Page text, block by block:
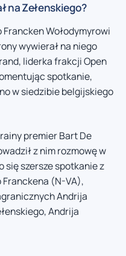
na Zełenskiego?
Francken Wołodymyrowi
wywierał na niego
liderka frakcji Open
spotkanie,
w siedzibie belgijskiego
premier Bart De
z nim rozmowę w
się szersze spotkanie z
Franckena (N-VA),
Andrija
Andrija